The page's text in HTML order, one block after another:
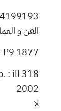
الفن و
1877
318 p. : ill.
2002
لا